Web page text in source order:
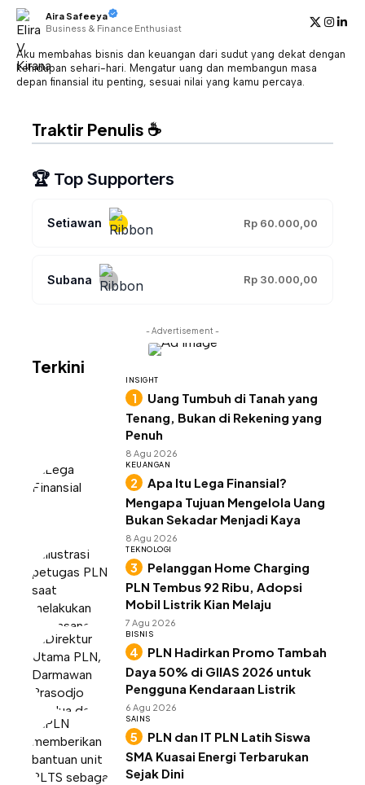
Aira Safeeya
Business & Finance Enthusiast
Aku membahas bisnis dan keuangan dari sudut yang dekat dengan
kehidupan sehari-hari. Mengatur uang dan membangun masa
depan finansial itu penting, sesuai nilai yang kamu percaya.
Traktir Penulis ☕
🏆 Top Supporters
Setiawan Rp 60.000,00
Subana Rp 30.000,00
- Advertisement -
Terkini
INSIGHT
Uang Tumbuh di Tanah yang
Tenang, Bukan di Rekening yang
Penuh
8 Agu 2026
KEUANGAN
Apa Itu Lega Finansial?
Mengapa Tujuan Mengelola Uang
Bukan Sekadar Menjadi Kaya
8 Agu 2026
TEKNOLOGI
Pelanggan Home Charging
PLN Tembus 92 Ribu, Adopsi
Mobil Listrik Kian Melaju
7 Agu 2026
BISNIS
PLN Hadirkan Promo Tambah
Daya 50% di GIIAS 2026 untuk
Pengguna Kendaraan Listrik
6 Agu 2026
SAINS
PLN dan IT PLN Latih Siswa
SMA Kuasai Energi Terbarukan
Sejak Dini